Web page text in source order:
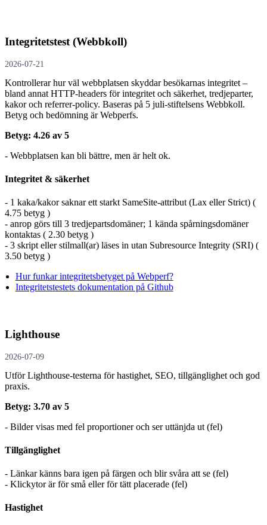
Integritetstest (Webbkoll)
2026-07-21
Kontrollerar hur väl webbplatsen skyddar besökarnas integritet –
bland annat HTTP-headers för integritet och säkerhet, tredjeparter,
kakor och referrer-policy. Baseras på 5 juli-stiftelsens Webbkoll.
Betyg och bedömning är Webperfs.
Betyg: 4.26 av 5
- Webbplatsen kan bli bättre, men är helt ok.
Integritet & säkerhet
- 1 kaka/kakor saknar ett starkt SameSite-attribut (Lax eller Strict) (
4.75 betyg )
- anrop görs till 3 tredjepartsdomäner; 1 kända spårningsdomäner
kontaktas ( 2.30 betyg )
- 3 skript eller stilmall(ar) läses in utan Subresource Integrity (SRI) (
3.50 betyg )
Hur funkar integritetsbetyget på Webperf?
Integritetstestets dokumentation på Github
Lighthouse
2026-07-09
Utför Lighthouse-testerna för hastighet, SEO, tillgänglighet och god
praxis.
Betyg: 3.70 av 5
- Bilder visas med fel proportioner och ser uttänjda ut (fel)
Tillgänglighet
- Länkar känns bara igen på färgen och blir svåra att se (fel)
- Klickytor är för små eller för tätt placerade (fel)
Hastighet